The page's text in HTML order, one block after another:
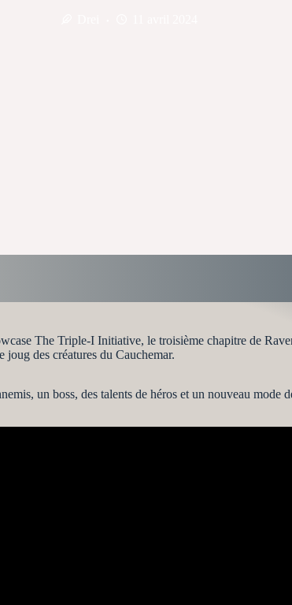
The Triple-I Initiative, le troisième chapitre de
joug des créatures du Cauchemar.
un boss, des talents de héros et un nouveau mode